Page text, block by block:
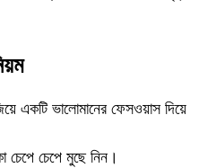
একটি ভালোমানের ফেসওয়াস দিয়ে
চেপে চেপে মুছে নিন।